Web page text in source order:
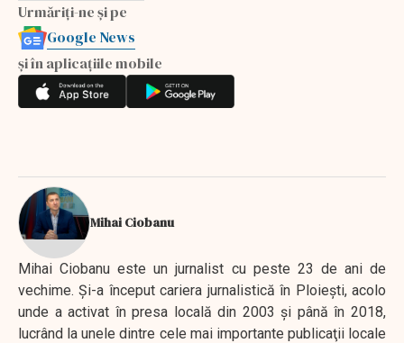
Urmăriți-ne și pe
Google News
și în aplicațiile mobile
Mihai Ciobanu
Mihai Ciobanu este un jurnalist cu peste 23 de ani de
vechime. Şi-a început cariera jurnalistică în Ploieşti, acolo
unde a activat în presa locală din 2003 şi până în 2018,
lucrând la unele dintre cele mai importante publicaţii locale